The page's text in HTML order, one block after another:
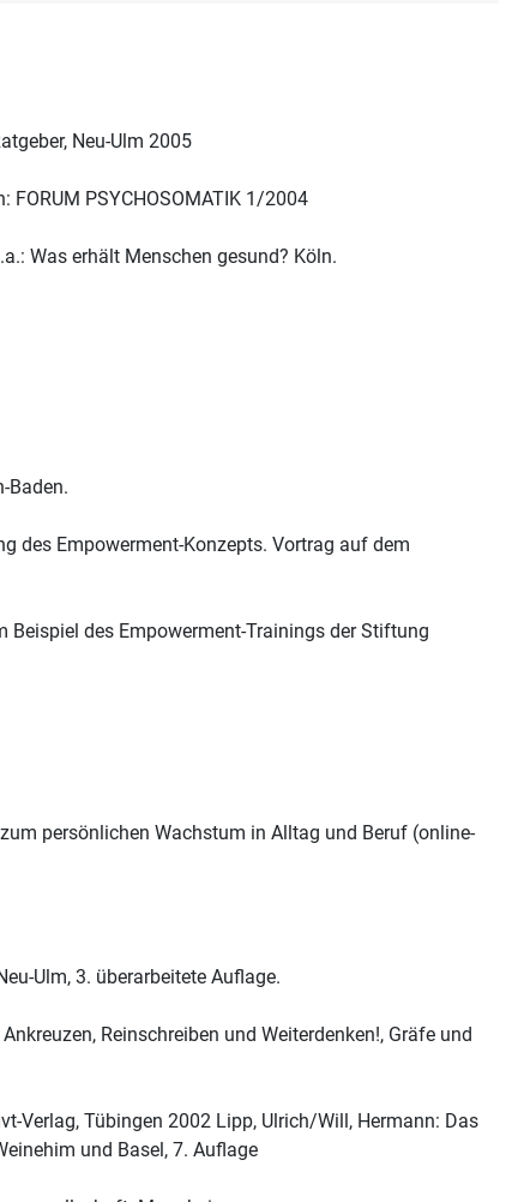
Neu-Ulm 2005
PSYCHOSOMATIK 1/2004
Was erhält Menschen gesund? Köln.
Baden.
des Empowerment-Konzepts. Vortrag auf dem
Beispiel des Empowerment-Trainings der Stiftung
persönlichen Wachstum in Alltag und Beruf (online-
Ulm, 3. überarbeitete Auflage.
Reinschreiben und Weiterdenken!, Gräfe und
Verlag, Tübingen 2002 Lipp, Ulrich/Will, Hermann: Das
und Basel, 7. Auflage